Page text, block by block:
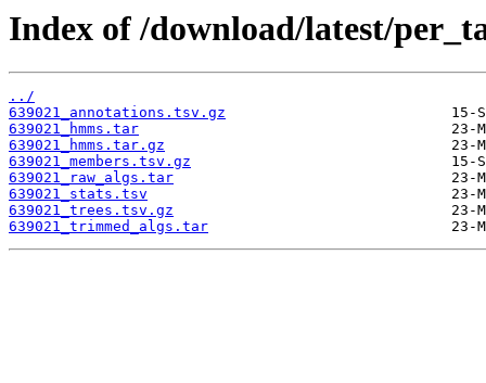
Index of /download/latest/
../
639021_annotations.tsv.gz
639021_hmms.tar
639021_hmms.tar.gz
639021_members.tsv.gz
639021_raw_algs.tar
639021_stats.tsv
639021_trees.tsv.gz
639021_trimmed_algs.tar